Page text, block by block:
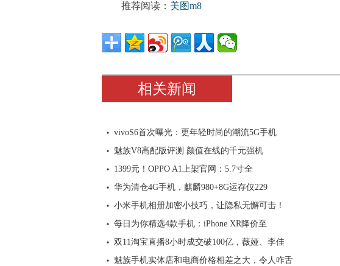
推荐阅读： 美图m8
相关新闻
vivoS6首次曝光：更年轻时尚的潮流5G手机
魅族V8高配版评测 颜值在线的千元强机
1399元！OPPO A1上架官网：5.7寸全
华为清仓4G手机，麒麟980+8G运存仅229
小米手机相册加密小技巧，让隐私无懈可击！
每日为你精选4款手机：iPhone XR降价至
双11淘宝直播8小时成交破100亿，薇娅、李佳
魅族手机实体店和电商价格相差之大，令人咋舌